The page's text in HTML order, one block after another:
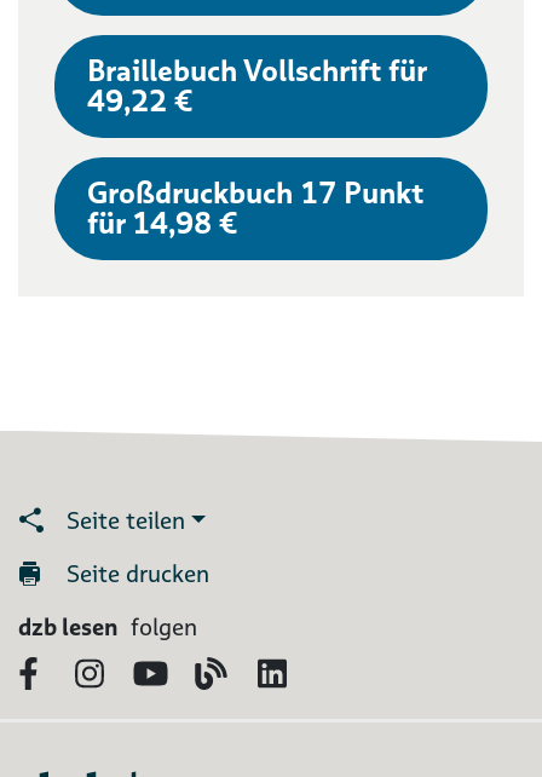
Braillebuch Vollschrift für
49,22 €
Großdruckbuch 17 Punkt
für 14,98 €
Seite teilen
Seite drucken
dzb lesen folgen
FacebookInstagram
YouTubeBlog